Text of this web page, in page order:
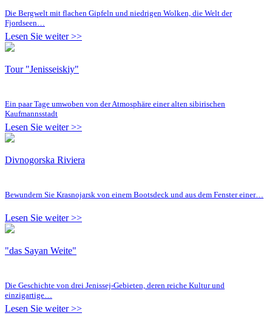
Die Bergwelt mit flachen Gipfeln und niedrigen Wolken, die Welt der
Fjordseen…
Lesen Sie weiter >>
Tour "Jenisseiskiy"
Ein paar Tage umwoben von der Atmosphäre einer alten sibirischen
Kaufmannsstadt
Lesen Sie weiter >>
Divnogorska Riviera
Bewundern Sie Krasnojarsk von einem Bootsdeck und aus dem Fenster einer…
Lesen Sie weiter >>
"das Sayan Weite"
Die Geschichte von drei Jenissej-Gebieten, deren reiche Kultur und
einzigartige…
Lesen Sie weiter >>